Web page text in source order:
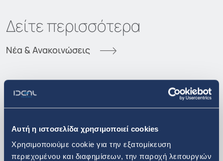
Αυτή η ιστοσελίδα χρησιμοποιεί cookies
Χρησιμοποιούμε cookie για την εξατομίκευση
περιεχομένου και διαφημίσεων, την παροχή λειτουργιών
Δείτε περισσότερα
Νέα & Ανακοινώσεις
30. 06. 2026
Ανακοίνωση αγοράς ιδίων
μετοχών